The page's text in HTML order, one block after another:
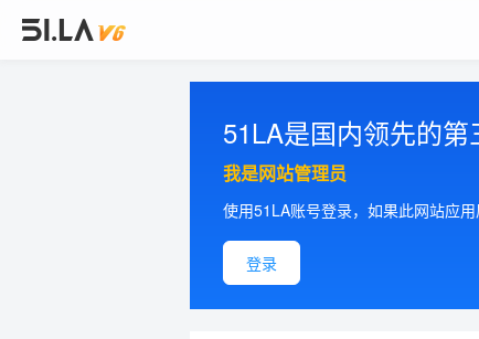
51LA是国内领先的
我是网站管理员
使用51LA账号登录，如果此网站应
登录